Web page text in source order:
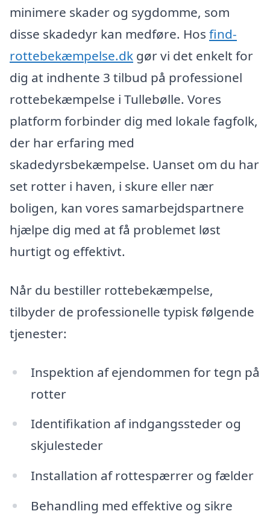
minimere skader og sygdomme, som
disse skadedyr kan medføre. Hos find-
rottebekæmpelse.dk gør vi det enkelt for
dig at indhente 3 tilbud på professionel
rottebekæmpelse i Tullebølle. Vores
platform forbinder dig med lokale fagfolk,
der har erfaring med
skadedyrsbekæmpelse. Uanset om du har
set rotter i haven, i skure eller nær
boligen, kan vores samarbejdspartnere
hjælpe dig med at få problemet løst
hurtigt og effektivt.
Når du bestiller rottebekæmpelse,
tilbyder de professionelle typisk følgende
tjenester:
Inspektion af ejendommen for tegn på
rotter
Identifikation af indgangssteder og
skjulesteder
Installation af rottespærrer og fælder
Behandling med effektive og sikre